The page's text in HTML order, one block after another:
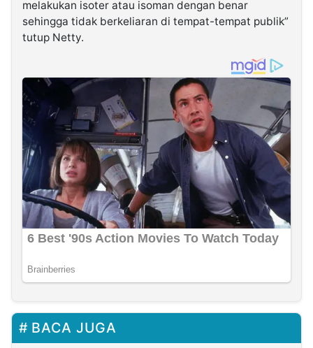
melakukan isoter atau isoman dengan benar
sehingga tidak berkeliaran di tempat-tempat publik”
tutup Netty.
BACA JUGA